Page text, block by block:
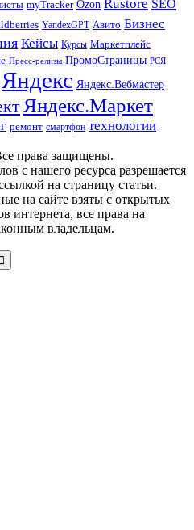
myTracker Ozon Rustore SEO
YandexGPT Авито Бизнес
Кейсы Курсы Маркетплейс
Пресс-релизы ПромоСтраницы РСЯ
Яндекс Яндекс.Вебмастер
Яндекс.Маркет
ремонт смартфон технологии
права защищены.
с нашего ресурса разрешается
на страницу статьи.
на сайте взяты с открытых
интернета, все права на
владельцам.